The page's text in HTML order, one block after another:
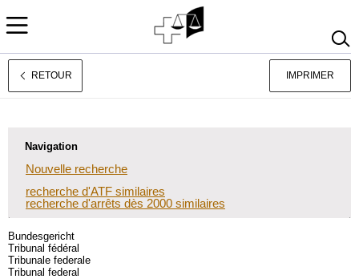
Deutsch
RETOUR IMPRIMER
Navigation
Nouvelle recherche
recherche d'ATF similaires
recherche d'arrêts dès 2000 similaires
Bundesgericht
Tribunal fédéral
Tribunale federale
Tribunal federal